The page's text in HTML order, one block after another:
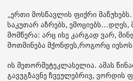
„ერთი მოსწავლის ფიქრი მაწუხებს.
საკუთარ აზრებს, ემოციებს...დღეს,
მომწერა: არც ისე კარგად ვარ,
მოთმინება მქონდეს,როგორც
ის მეთორმეტეკლასელია. ამას
გავუგზავნე ჩვეულებრივ, ვორდის